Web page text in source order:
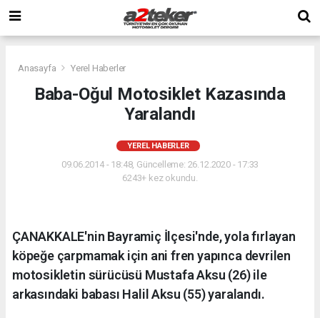
Anasayfa Yerel Haberler
Baba-Oğul Motosiklet Kazasında
Yaralandı
YEREL HABERLER
09.06.2014 - 18:48, Güncelleme: 26.12.2020 - 17:33
6243+ kez okundu.
ÇANAKKALE'nin Bayramiç İlçesi'nde, yola fırlayan
köpeğe çarpmamak için ani fren yapınca devrilen
motosikletin sürücüsü Mustafa Aksu (26) ile
arkasındaki babası Halil Aksu (55) yaralandı.